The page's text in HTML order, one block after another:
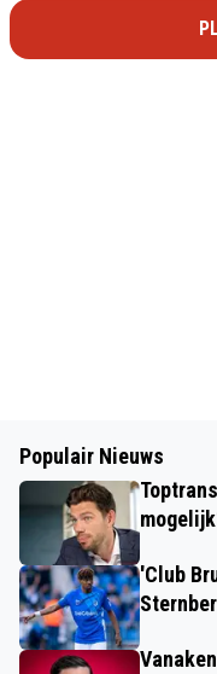
Populair Nieuws
'Club